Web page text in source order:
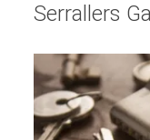
Serrallers